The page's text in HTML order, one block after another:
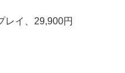
レイ、29,900円